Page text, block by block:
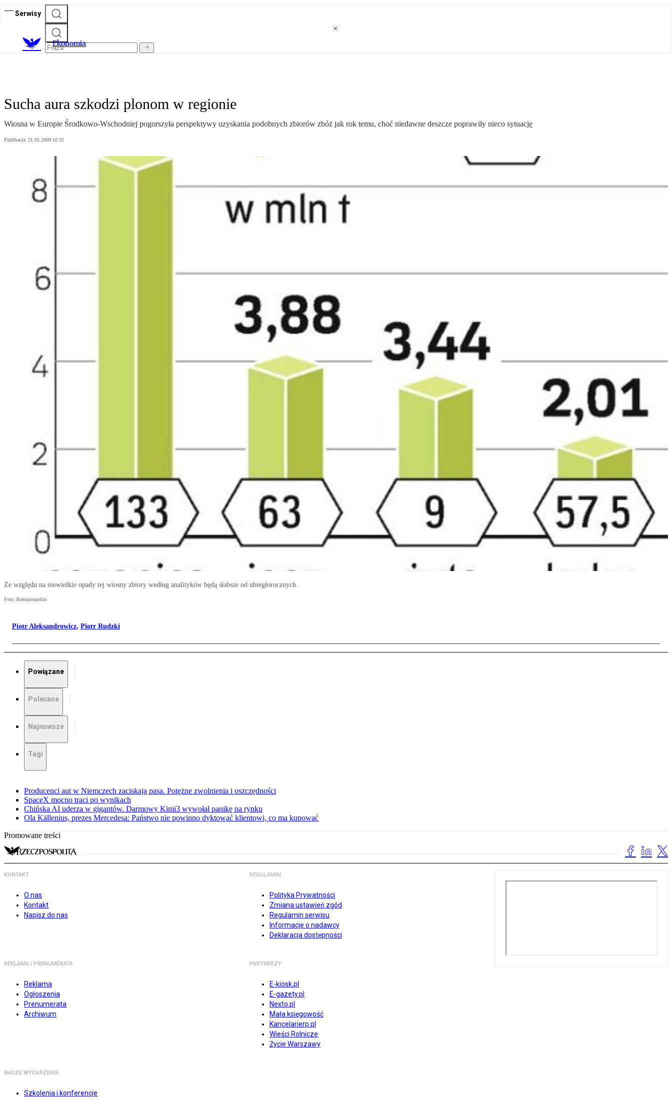
Serwisy
Ekonomia
Sucha aura szkodzi plonom w regionie
Wiosna w Europie Środkowo-Wschodniej pogorszyła perspektywy uzyskania podobnych zbiorów zbóż jak rok temu, choć niedawne deszcze poprawiły nieco sytuację
Publikacja: 21.05.2009 10:32
Ze względu na niewielkie opady tej wiosny zbiory według analityków będą słabsze od ubiegłorocznych.
Foto: Rzeczpospolita
Piotr Aleksandrowicz, Piotr Rudzki
Powiązane
Polecane
Najnowsze
Tagi
Producenci aut w Niemczech zaciskają pasa. Potężne zwolnienia i oszczędności
SpaceX mocno traci po wynikach
Chińska AI uderza w gigantów. Darmowy Kimi3 wywołał panikę na rynku
Ola Källenius, prezes Mercedesa: Państwo nie powinno dyktować klientowi, co ma kupować
Promowane treści
KONTAKT
O nas
Kontakt
Napisz do nas
REGULAMIN
Polityka Prywatności
Zmiana ustawień zgód
Regulamin serwisu
Informacje o nadawcy
Deklaracja dostępności
REKLAMA I PRENUMERATA
Reklama
Ogłoszenia
Prenumerata
Archiwum
PARTNERZY
E-kiosk.pl
E-gazety.pl
Nexto.pl
Mała księgowość
Kancelarierp.pl
Wieści Rolnicze
Życie Warszawy
NASZE WYDARZENIA
Szkolenia i konferencje